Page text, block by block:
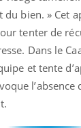
du bien. » Cet
tenter de
Dans le
et tente
l’absence